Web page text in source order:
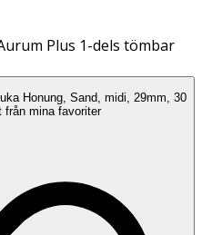
Plus 1-dels tömbar
Honung, Sand, midi, 29mm, 30
mina favoriter